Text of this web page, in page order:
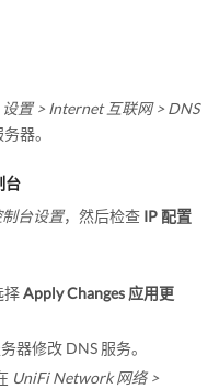
置 > Internet 互联网 > DNS
器。
台
制台设置，然后检查 IP 配置
择Apply Changes 应用更
器修改 DNS 服务。
UniFi Network 网络 >